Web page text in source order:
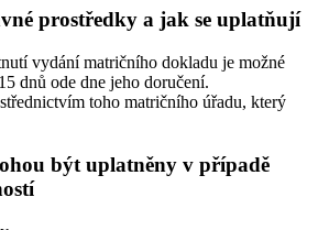
prostředky a jak se uplatňují
vydání matričního dokladu je možné
dnů ode dne jeho doručení.
toho matričního úřadu, který
být uplatněny v případě